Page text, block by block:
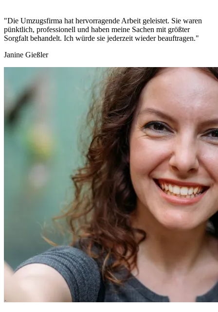
"Die Umzugsfirma hat hervorragende Arbeit geleistet. Sie waren
pünktlich, professionell und haben meine Sachen mit größter
Sorgfalt behandelt. Ich würde sie jederzeit wieder beauftragen."
Janine Gießler